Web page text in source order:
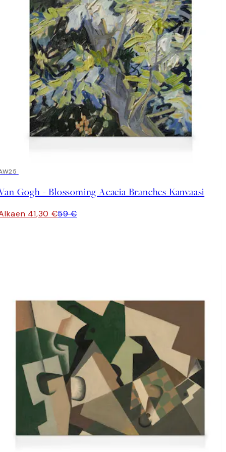
Gogh - Blossoming Acacia Branches Kanvaasi
41,30 €59 €